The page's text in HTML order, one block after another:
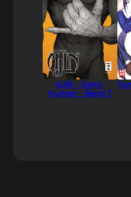
AJIN – Demi-
Human – Band 7